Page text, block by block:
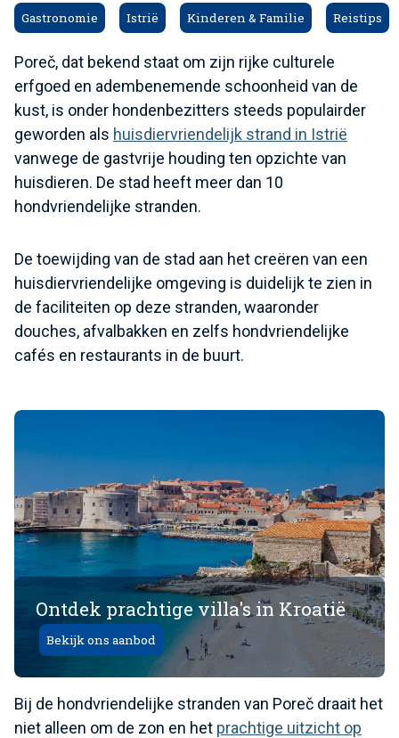
Gastronomie Istrië Kinderen & Familie Reistips
Poreč, dat bekend staat om zijn rijke culturele
erfgoed en adembenemende schoonheid van de
kust, is onder hondenbezitters steeds populairder
geworden als huisdiervriendelijk strand in Istrië
vanwege de gastvrije houding ten opzichte van
huisdieren. De stad heeft meer dan 10
hondvriendelijke stranden.
De toewijding van de stad aan het creëren van een
huisdiervriendelijke omgeving is duidelijk te zien in
de faciliteiten op deze stranden, waaronder
douches, afvalbakken en zelfs hondvriendelijke
cafés en restaurants in de buurt.
Ontdek prachtige villa's in Kroatië
Bekijk ons ​​aanbod
Bij de hondvriendelijke stranden van Poreč draait het
niet alleen om de zon en het prachtige uitzicht op